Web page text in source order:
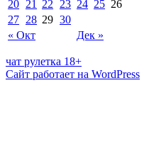
« Окт Дек »
20 21 22 23 24 25 26
27 28 29 30
чат рулетка 18+
Сайт работает на WordPress